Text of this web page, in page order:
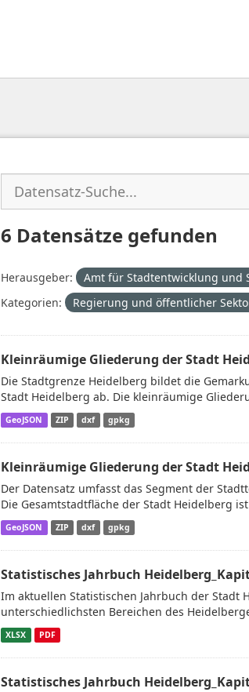
6 Datensätze gefunden
Herausgeber:
Amt für Stadtentwicklung und
Kategorien:
Regierung und öffentlicher
Kleinräumige Gliederung der Stadt
Die Stadtgrenze Heidelberg bildet die
Stadt Heidelberg ab. Die kleinräumige
GeoJSON ZIP dxf gpkg
Kleinräumige Gliederung der Stadt
Der Datensatz umfasst das Segment der
Die Gesamtstadtfläche der Stadt Heidelberg
GeoJSON ZIP dxf gpkg
Statistisches Jahrbuch
Im aktuellen Statistischen Jahrbuch der
unterschiedlichsten Bereichen des
XLSX PDF
Statistisches Jahrbuch